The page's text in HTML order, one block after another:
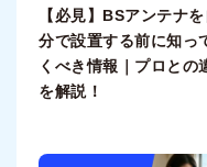
【必見】BSアンテナを
分で設置する前に知っ
くべき情報｜プロとの
を解説！